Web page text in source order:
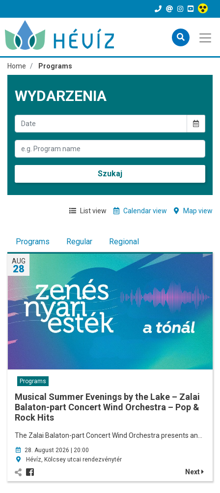
Home Programs
WYDARZENIA
Szukaj
List view Calendar view Map view
Programs Regular Regional
AUG
28
Programs
Musical Summer Evenings by the Lake – Zalai
Balaton-part Concert Wind Orchestra – Pop &
Rock Hits
The Zalai Balaton-part Concert Wind Orchestra presents an…
28. August 2026 | 20:00
Hévíz, Kölcsey utcai rendezvénytér
Next